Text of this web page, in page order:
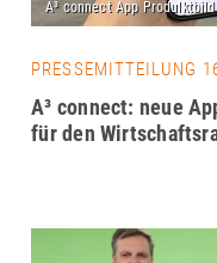
PRESSEMITTEILUNG
A³ connect: neue
für den